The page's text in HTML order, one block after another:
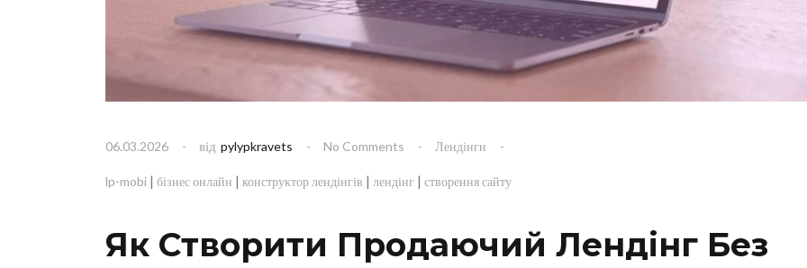
06.03.2026 від pylypkravets No Comments Лендінги
lp-mobi | бізнес онлайн | конструктор лендінгів | лендінг | створення сайту
Як Створити Продаючий Лендінг Без